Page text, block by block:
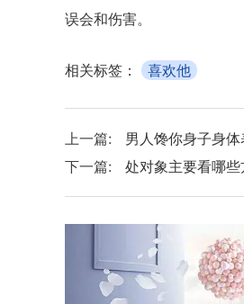
误会和伤害。
相关标签： 喜欢他
上一篇:
男人馋你身子身
下一篇:
处对象主要看哪些